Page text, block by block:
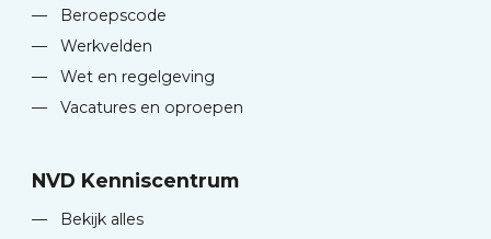
—
Beroepscode
—
Werkvelden
—
Wet en regelgeving
—
Vacatures en oproepen
NVD Kenniscentrum
—
Bekijk alles